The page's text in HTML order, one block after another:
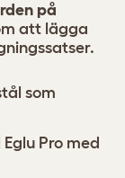
på
att lägga
som
Pro med